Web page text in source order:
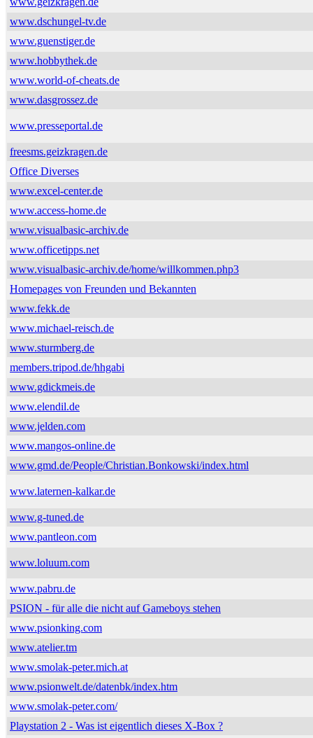
www.dschungel-tv.de
www.guenstiger.de
www.hobbythek.de
www.world-of-cheats.de
www.dasgrossez.de
www.presseportal.de
freesms.geizkragen.de
Office Diverses
www.excel-center.de
www.access-home.de
www.visualbasic-archiv.de
www.officetipps.net
www.visualbasic-archiv.de/home/willkommen.php3
Homepages von Freunden und Bekannten
www.fekk.de
www.michael-reisch.de
www.sturmberg.de
members.tripod.de/hhgabi
www.gdickmeis.de
www.elendil.de
www.jelden.com
www.mangos-online.de
www.gmd.de/People/Christian.Bonkowski/index.html
www.laternen-kalkar.de
www.g-tuned.de
www.pantleon.com
www.loluum.com
www.pabru.de
PSION - für alle die nicht auf Gameboys stehen
www.psionking.com
www.atelier.tm
www.smolak-peter.mich.at
www.psionwelt.de/datenbk/index.htm
www.smolak-peter.com/
Playstation 2 - Was ist eigentlich dieses X-Box ?